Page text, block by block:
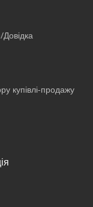
купівлі-продажу